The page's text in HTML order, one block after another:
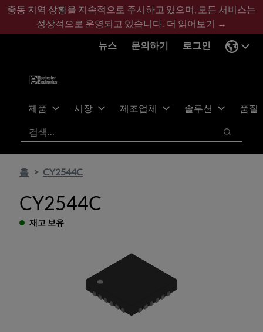
기
콘
바
글
중동 지역 상황을 지속적으로 주시하고 있으며, 모든 서비스는
정상적으로 운영되고 있습니다. 더 읽어보기 →
뉴스
문의하기 로그인
제품 시장 제조업체 솔루션
품질
검색
검색
홈 CY2544C
CY2544C
재고 보유